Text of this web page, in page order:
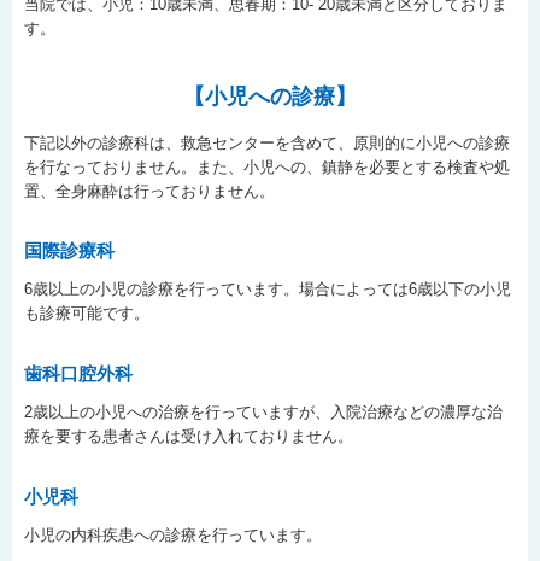
当院では、小児：10歳未満、思春期：10- 20歳未満と区分しておりま
す。
【小児への診療】
下記以外の診療科は、救急センターを含めて、原則的に小児への診療
を行なっておりません。また、小児への、鎮静を必要とする検査や処
置、全身麻酔は行っておりません。
国際診療科
6歳以上の小児の診療を行っています。場合によっては6歳以下の小児
も診療可能です。
歯科口腔外科
2歳以上の小児への治療を行っていますが、入院治療などの濃厚な治
療を要する患者さんは受け入れておりません。
小児科
小児の内科疾患への診療を行っています。